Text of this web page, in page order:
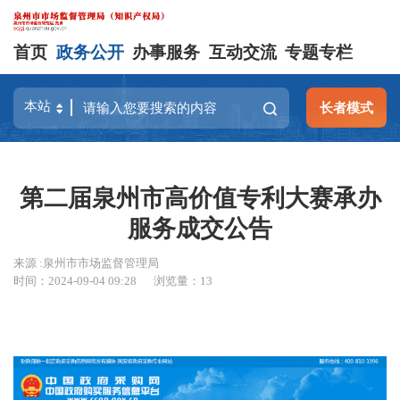
首页 政务公开 办事服务 互动交流 专题专栏
长者模式
第二届泉州市高价值专利大赛承办
服务成交公告
来源 :泉州市市场监督管理局
时间：2024-09-04 09:28
浏览量： 13